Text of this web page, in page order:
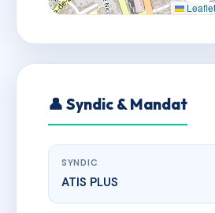
Leaflet
👤 Syndic & Mandat
SYNDIC
ATIS PLUS